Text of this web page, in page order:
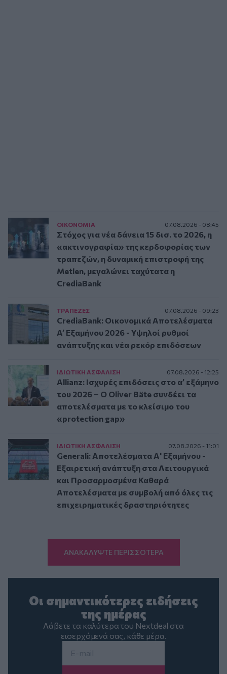
ΟΙΚΟΝΟΜΙΑ 07.08.2026 - 08:45
Στόχος για νέα δάνεια 15 δισ. το 2026, η
«ακτινογραφία» της κερδοφορίας των
τραπεζών, η δυναμική επιστροφή της
Metlen, μεγαλώνει ταχύτατα η
CrediaBank
ΤΡAΠΕΖΕΣ 07.08.2026 - 09:23
CrediaBank: Οικονομικά Αποτελέσματα
A’ Εξαμήνου 2026 - Υψηλοί ρυθμοί
ανάπτυξης και νέα ρεκόρ επιδόσεων
ΙΔΙΩΤΙΚΗ ΑΣΦAΛΙΣΗ 07.08.2026 - 12:25
Allianz: Ισχυρές επιδόσεις στο α’ εξάμηνο
του 2026 – Ο Oliver Bäte συνδέει τα
αποτελέσματα με το κλείσιμο του
«protection gap»
ΙΔΙΩΤΙΚΗ ΑΣΦAΛΙΣΗ 07.08.2026 - 11:01
Generali: Αποτελέσματα Α' Εξαμήνου -
Εξαιρετική ανάπτυξη στα Λειτουργικά
και Προσαρμοσμένα Καθαρά
Αποτελέσματα με συμβολή από όλες τις
επιχειρηματικές δραστηριότητες
ΑΝΑΚΑΛΥΨΤΕ ΠΕΡΙΣΣΟΤΕΡΑ
Οι σημαντικότερες ειδήσεις
της ημέρας
Λάβετε τα καλύτερα του Nextdeal στα
εισερχόμενά σας, κάθε μέρα.